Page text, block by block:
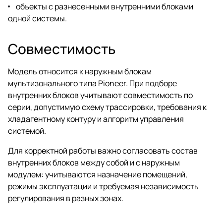
объекты с разнесенными внутренними блоками
одной системы.
Совместимость
Модель относится к наружным блокам
мультизонального типа Pioneer. При подборе
внутренних блоков учитывают совместимость по
серии, допустимую схему трассировки, требования к
хладагентному контуру и алгоритм управления
системой.
Для корректной работы важно согласовать состав
внутренних блоков между собой и с наружным
модулем: учитываются назначение помещений,
режимы эксплуатации и требуемая независимость
регулирования в разных зонах.